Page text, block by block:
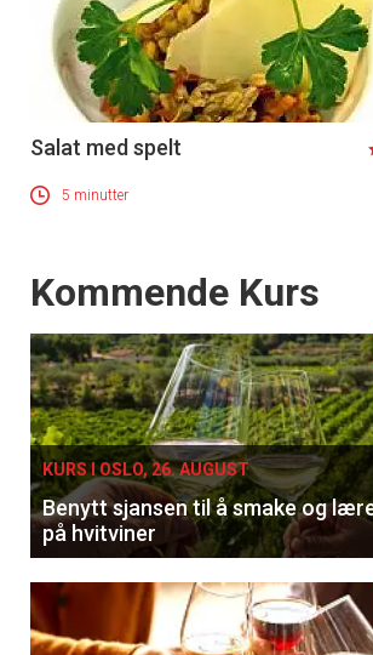
kan fritt velge hvilke du ønsker
tilsendt.
Registrer deg
Salat med spelt
5 minutter
Events
Kommende Kurs
KURS I OSLO, 26. AUGUST
Benytt sjansen til å smake og
på hvitviner